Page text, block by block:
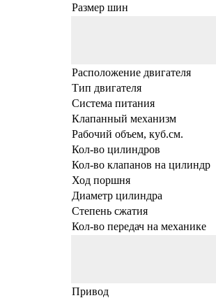
Размер шин
Расположение двигателя
Тип двигателя
Система питания
Клапанный механизм
Рабочий объем, куб.см.
Кол-во цилиндров
Кол-во клапанов на цилиндр
Ход поршня
Диаметр цилиндра
Степень сжатия
Кол-во передач на механике
Привод